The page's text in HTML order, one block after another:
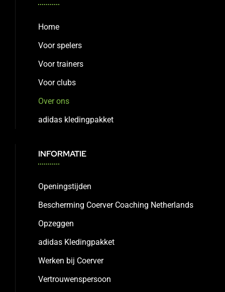
Home
Voor spelers
Voor trainers
Voor clubs
Over ons
adidas kledingpakket
INFORMATIE
Openingstijden
Bescherming Coerver Coaching Netherlands
Opzeggen
adidas Kledingpakket
Werken bij Coerver
Vertrouwenspersoon